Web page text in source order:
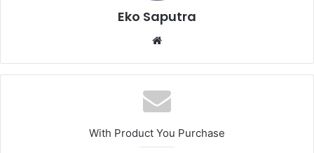
Eko Saputra
With Product You Purchase